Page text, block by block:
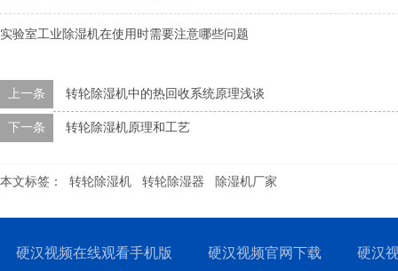
实验室工业除湿机在使用时需要注意哪些问题
上一条 转轮除湿机中的热回收系统原理浅谈
下一条 转轮除湿机原理和工艺
本文标签： 转轮除湿机 转轮除湿器 除湿机厂家
硬汉视频在线观看手机版 硬汉视频官网下载 硬汉